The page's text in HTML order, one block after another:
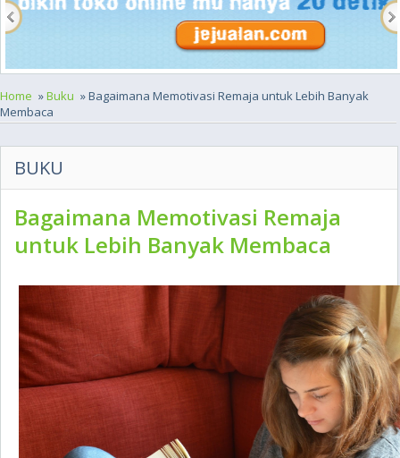
Home »Buku » Bagaimana Memotivasi Remaja untuk Lebih Banyak
Membaca
BUKU
Bagaimana Memotivasi Remaja
untuk Lebih Banyak Membaca